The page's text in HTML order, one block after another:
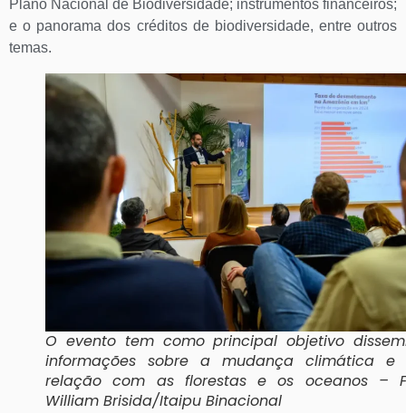
Plano Nacional de Biodiversidade; instrumentos financeiros;
e o panorama dos créditos de biodiversidade, entre outros
temas.
O evento tem como principal objetivo
informações sobre a mudança climática e
relação com as florestas e os oceanos –
William Brisida/Itaipu Binacional